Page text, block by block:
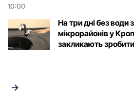
10:00
На три дні без води
мікрорайонів у
закликають